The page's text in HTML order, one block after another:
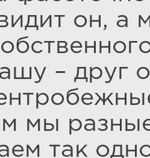
он, а
– друг
мы
так